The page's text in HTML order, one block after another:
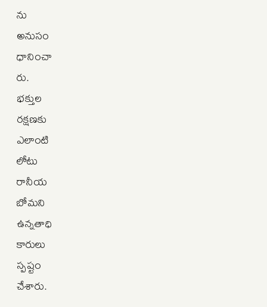
ను
అనుసం
ధానించా
రు.
భక్తుల
రక్షణకు
ఎలాంటి
లోటు
రానీయ
బోమని
ఉన్నతాధి
కారులు
స్పష్టం
చేశారు.